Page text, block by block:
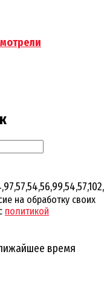
на обработку своих
политикой
время